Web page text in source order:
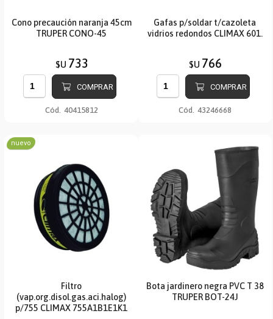
Cono precaución naranja 45cm
TRUPER CONO-45
$U 733
COMPRAR
Cód. 40415812
Gafas p/soldar t/cazoleta
vidrios redondos CLIMAX 601.
$U 766
COMPRAR
Cód. 43246668
nuevo
Filtro
(vap.org.disol.gas.aci.halog)
p/755 CLIMAX 755A1B1E1K1
Bota jardinero negra PVC T 38
TRUPER BOT-24J